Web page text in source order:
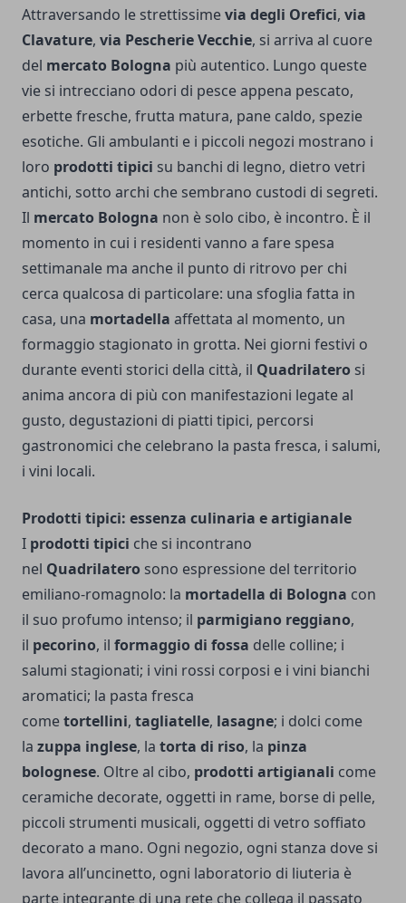
Attraversando le strettissimevia degli Orefici, via
Clavature, via Pescherie Vecchie, si arriva al cuore
del mercato Bologna più autentico. Lungo queste
vie si intrecciano odori di pesce appena pescato,
erbette fresche, frutta matura, pane caldo, spezie
esotiche. Gli ambulanti e i piccoli negozi mostrano i
loro prodotti tipici su banchi di legno, dietro vetri
antichi, sotto archi che sembrano custodi di segreti.
Il mercato Bologna non è solo cibo, è incontro. È il
momento in cui i residenti vanno a fare spesa
settimanale ma anche il punto di ritrovo per chi
cerca qualcosa di particolare: una sfoglia fatta in
casa, una mortadella affettata al momento, un
formaggio stagionato in grotta. Nei giorni festivi o
durante eventi storici della città, il Quadrilatero si
anima ancora di più con manifestazioni legate al
gusto, degustazioni di piatti tipici, percorsi
gastronomici che celebrano la pasta fresca, i salumi,
i vini locali.
Prodotti tipici: essenza culinaria e artigianale
I prodotti tipici che si incontrano
nel Quadrilatero sono espressione del territorio
emiliano-romagnolo: la mortadella di Bologna con
il suo profumo intenso; il parmigiano reggiano,
il pecorino, il formaggio di fossa delle colline; i
salumi stagionati; i vini rossi corposi e i vini bianchi
aromatici; la pasta fresca
cometortellini, tagliatelle, lasagne; i dolci come
la zuppa inglese, la torta di riso, la pinza
bolognese. Oltre al cibo, prodotti artigianali come
ceramiche decorate, oggetti in rame, borse di pelle,
piccoli strumenti musicali, oggetti di vetro soffiato
decorato a mano. Ogni negozio, ogni stanza dove si
lavora all’uncinetto, ogni laboratorio di liuteria è
parte integrante di una rete che collega il passato